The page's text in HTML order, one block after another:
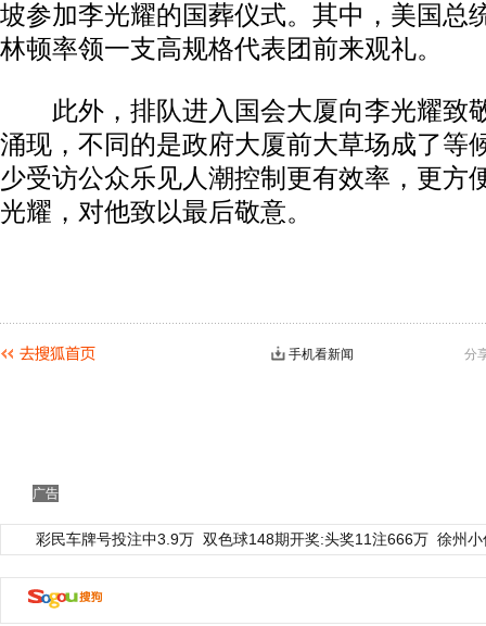
坡参加李光耀的国葬仪式。其中，美国总
林顿率领一支高规格代表团前来观礼。
此外，排队进入国会大厦向李光耀致
涌现，不同的是政府大厦前大草场成了等
少受访公众乐见人潮控制更有效率，更方
光耀，对他致以最后敬意。
分
手机看新闻
广告
彩民车牌号投注中3.9万 双色球148期开奖:头奖11注666万 徐州